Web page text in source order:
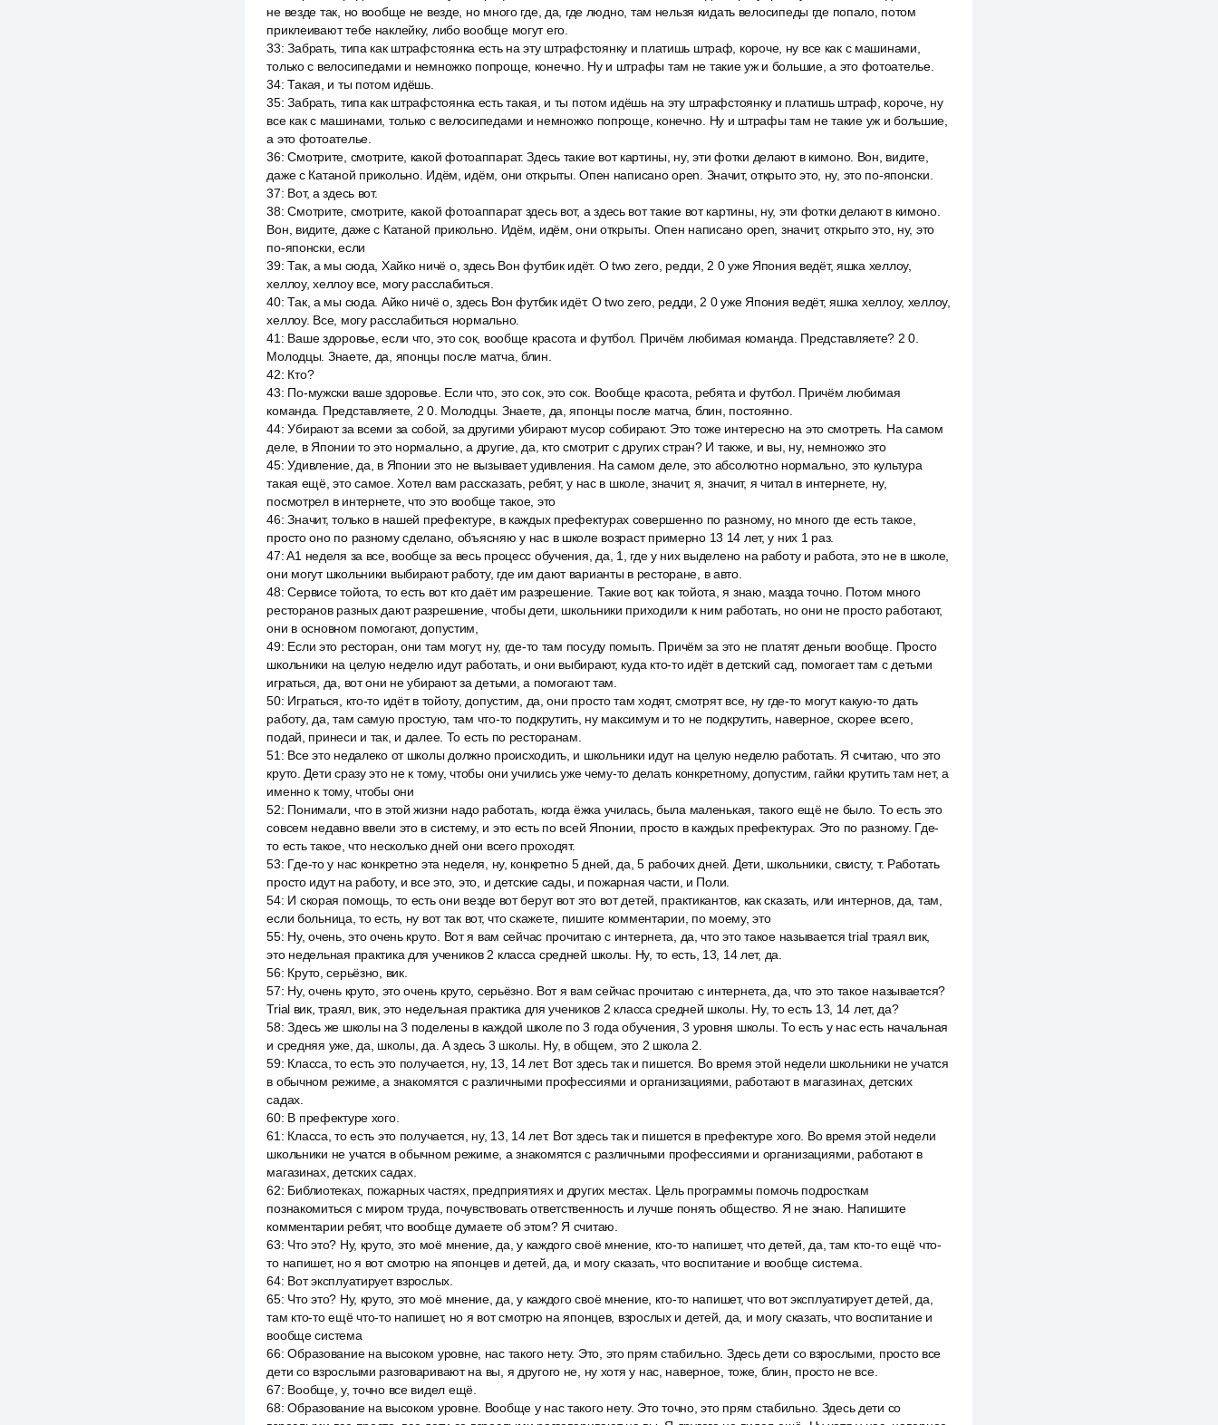
не везде так, но вообще не везде, но много где, да, где людно, там нельзя кидать велосипеды где попало, потом
приклеивают тебе наклейку, либо вообще могут его.
33:Забрать, типа как штрафстоянка есть на эту штрафстоянку и платишь штраф, короче, ну все как с машинами,
только с велосипедами и немножко попроще, конечно. Ну и штрафы там не такие уж и большие, а это фотоателье.
34:Такая, и ты потом идёшь.
35:Забрать, типа как штрафстоянка есть такая, и ты потом идёшь на эту штрафстоянку и платишь штраф, короче, ну
все как с машинами, только с велосипедами и немножко попроще, конечно. Ну и штрафы там не такие уж и большие,
а это фотоателье.
36:Смотрите, смотрите, какой фотоаппарат. Здесь такие вот картины, ну, эти фотки делают в кимоно. Вон, видите,
даже с Катаной прикольно. Идём, идём, они открыты. Опен написано open. Значит, открыто это, ну, это по-японски.
37: Вот, а здесь вот.
38:Смотрите, смотрите, какой фотоаппарат здесь вот, а здесь вот такие вот картины, ну, эти фотки делают в кимоно.
Вон, видите, даже с Катаной прикольно. Идём, идём, они открыты. Опен написано open, значит, открыто это, ну, это
по-японски, если
39:Так, а мы сюда, Хайко ничё о, здесь Вон футбик идёт. О two zero, редди, 2 0 уже Япония ведёт, яшка хеллоу,
хеллоу, хеллоу все, могу расслабиться.
40:Так, а мы сюда. Айко ничё о, здесь Вон футбик идёт. О two zero, редди, 2 0 уже Япония ведёт, яшка хеллоу, хеллоу,
хеллоу. Все, могу расслабиться нормально.
41 : Ваше здоровье, если что, это сок, вообще красота и футбол. Причём любимая команда. Представляете? 2 0.
Молодцы. Знаете, да, японцы после матча, блин.
42: Кто?
43: По-мужски ваше здоровье. Если что, это сок, это сок. Вообще красота, ребята и футбол. Причём любимая
команда. Представляете, 2 0. Молодцы. Знаете, да, японцы после матча, блин, постоянно.
44:Убирают за всеми за собой, за другими убирают мусор собирают. Это тоже интересно на это смотреть. На самом
деле, в Японии то это нормально, а другие, да, кто смотрит с других стран? И также, и вы, ну, немножко это
45:Удивление, да, в Японии это не вызывает удивления. На самом деле, это абсолютно нормально, это культура
такая ещё, это самое. Хотел вам рассказать, ребят, у нас в школе, значит, я, значит, я читал в интернете, ну,
посмотрел в интернете, что это вообще такое, это
46:Значит, только в нашей префектуре, в каждых префектурах совершенно по разному, но много где есть такое,
просто оно по разному сделано, объясняю у нас в школе возраст примерно 13 14 лет, у них 1 раз.
47:A1 неделя за все, вообще за весь процесс обучения, да, 1, где у них выделено на работу и работа, это не в школе,
они могут школьники выбирают работу, где им дают варианты в ресторане, в авто.
48:Сервисе тойота, то есть вот кто даёт им разрешение. Такие вот, как тойота, я знаю, мазда точно. Потом много
ресторанов разных дают разрешение, чтобы дети, школьники приходили к ним работать, но они не просто работают,
они в основном помогают, допустим,
49: Если это ресторан, они там могут, ну, где-то там посуду помыть. Причём за это не платят деньги вообще. Просто
школьники на целую неделю идут работать, и они выбирают, куда кто-то идёт в детский сад, помогает там с детьми
играться, да, вот они не убирают за детьми, а помогают там.
50: Играться, кто-то идёт в тойоту, допустим, да, они просто там ходят, смотрят все, ну где-то могут какую-то дать
работу, да, там самую простую, там что-то подкрутить, ну максимум и то не подкрутить, наверное, скорее всего,
подай, принеси и так, и далее. То есть по ресторанам.
51 : Все это недалеко от школы должно происходить, и школьники идут на целую неделю работать. Я считаю, что это
круто. Дети сразу это не к тому, чтобы они учились уже чему-то делать конкретному, допустим, гайки крутить там нет, а
именно к тому, чтобы они
52: Понимали, что в этой жизни надо работать, когда ёжка училась, была маленькая, такого ещё не было. То есть это
совсем недавно ввели это в систему, и это есть по всей Японии, просто в каждых префектурах. Это по разному. Где-
то есть такое, что несколько дней они всего проходят.
53: Где-то у нас конкретно эта неделя, ну, конкретно 5 дней, да, 5 рабочих дней. Дети, школьники, свисту, т. Работать
просто идут на работу, и все это, это, и детские сады, и пожарная части, и Поли.
54: И скорая помощь, то есть они везде вот берут вот это вот детей, практикантов, как сказать, или интернов, да, там,
если больница, то есть, ну вот так вот, что скажете, пишите комментарии, по моему, это
55: Ну, очень, это очень круто. Вот я вам сейчас прочитаю с интернета, да, что это такое называется trial траял вик,
это недельная практика для учеников 2 класса средней школы. Ну, то есть, 13, 14 лет, да.
56: Круто, серьёзно, вик.
57: Ну, очень круто, это очень круто, серьёзно. Вот я вам сейчас прочитаю с интернета, да, что это такое называется?
Trial вик, траял, вик, это недельная практика для учеников 2 класса средней школы. Ну, то есть 13, 14 лет, да?
58:Здесь же школы на 3 поделены в каждой школе по 3 года обучения, 3 уровня школы. То есть у нас есть начальная
и средняя уже, да, школы, да. А здесь 3 школы. Ну, в общем, это 2 школа 2.
59: Класса, то есть это получается, ну, 13, 14 лет. Вот здесь так и пишется. Во время этой недели школьники не учатся
в обычном режиме, а знакомятся с различными профессиями и организациями, работают в магазинах, детских
садах.
60: В префектуре хого.
61 : Класса, то есть это получается, ну, 13, 14 лет. Вот здесь так и пишется в префектуре хого. Во время этой недели
школьники не учатся в обычном режиме, а знакомятся с различными профессиями и организациями, работают в
магазинах, детских садах.
62: Библиотеках, пожарных частях, предприятиях и других местах. Цель программы помочь подросткам
познакомиться с миром труда, почувствовать ответственность и лучше понять общество. Я не знаю. Напишите
комментарии ребят, что вообще думаете об этом? Я считаю.
63: Что это? Ну, круто, это моё мнение, да, у каждого своё мнение, кто-то напишет, что детей, да, там кто-то ещё что-
то напишет, но я вот смотрю на японцев и детей, да, и могу сказать, что воспитание и вообще система.
64: Вот эксплуатирует взрослых.
65: Что это? Ну, круто, это моё мнение, да, у каждого своё мнение, кто-то напишет, что вот эксплуатирует детей, да,
там кто-то ещё что-то напишет, но я вот смотрю на японцев, взрослых и детей, да, и могу сказать, что воспитание и
вообще система
66:Образование на высоком уровне, нас такого нету. Это, это прям стабильно. Здесь дети со взрослыми, просто все
дети со взрослыми разговаривают на вы, я другого не, ну хотя у нас, наверное, тоже, блин, просто не все.
67: Вообще, у, точно все видел ещё.
68:Образование на высоком уровне. Вообще у нас такого нету. Это точно, это прям стабильно. Здесь дети со